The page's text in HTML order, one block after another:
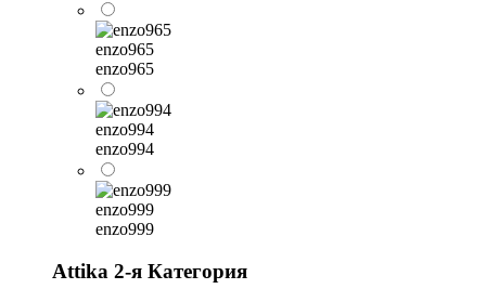
enzo965
enzo965
enzo994
enzo994
enzo999
enzo999
Attika 2-я Категория